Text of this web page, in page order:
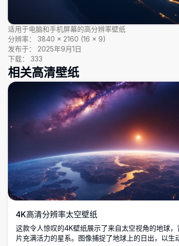
适用于电脑和手机屏幕的高分辨率壁纸
分辨率：
3840 × 2160 (16 × 9)
发布于：
2025年9月1日
下载：
333
相关高清壁纸
4K高清分辨率太空壁纸
这款令人惊叹的4K壁纸展示了来自太空视角的地球，
片充满活力的星系。图像捕捉了地球上的日出，以生